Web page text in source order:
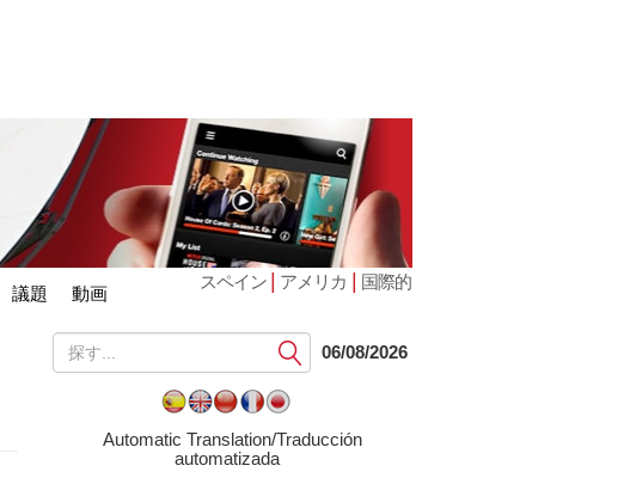
議題 動画
スペイン | アメリカ | 国際的
提
出
る
06/08/2026
Automatic Translation/Traducción
automatizada